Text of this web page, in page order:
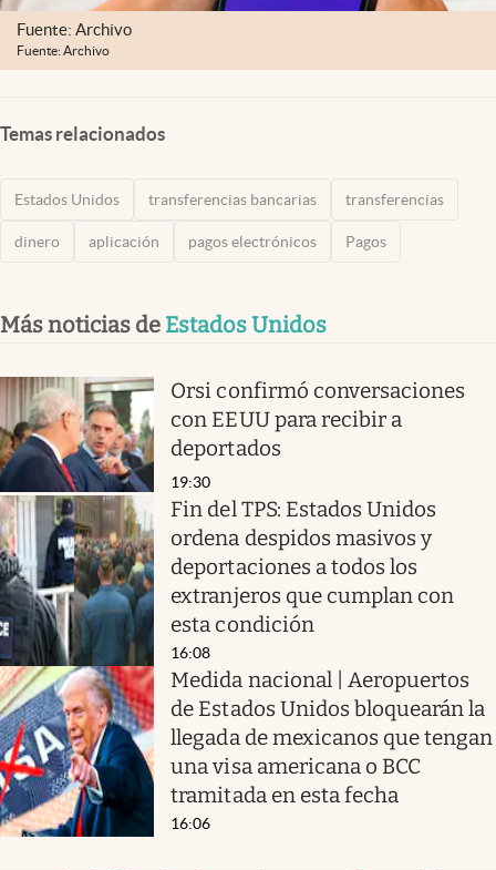
Fuente: Archivo
Fuente: Archivo
Temas relacionados
Estados Unidos transferencias bancarias transferencias
dinero aplicación pagos electrónicos Pagos
Más noticias de Estados Unidos
Orsi confirmó conversaciones
con EEUU para recibir a
deportados
19:30
Fin del TPS: Estados Unidos
ordena despidos masivos y
deportaciones a todos los
extranjeros que cumplan con
esta condición
16:08
Medida nacional | Aeropuertos
de Estados Unidos bloquearán la
llegada de mexicanos que tengan
una visa americana o BCC
tramitada en esta fecha
16:06